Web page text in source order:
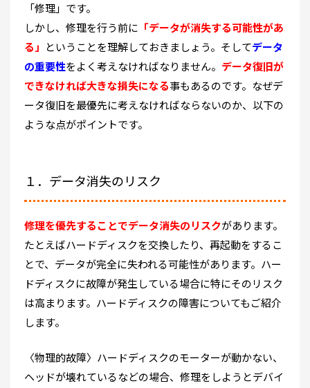
「修理」です。
しかし、修理を行う前に 「データが消失する可能性があ
る」 ということを理解しておきましょう。そしてデータ
の重要性をよく考えなければなりません。 データ復旧が
できなければ大きな損失になる事もあるのです。なぜデ
ータ復旧を最優先に考えなければならないのか、以下の
ような点がポイントです。
１．データ消失のリスク
修理を優先することでデータ消失のリスクがあります。
たとえばハードディスクを交換したり、再起動をするこ
とで、データが完全に失われる可能性があります。ハー
ドディスクに故障が発生している場合に特にそのリスク
は高まります。ハードディスクの障害についてもご紹介
します。
〈物理的故障〉ハードディスクのモーターが動かない、
ヘッドが壊れているなどの場合、修理をしようとデバイ